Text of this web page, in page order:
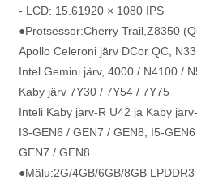
- LCD: 15.61920 × 1080 IPS
●Protsessor:Cherry Trail,Z8350
Apollo Celeroni järv DCor QC,
Intel Gemini järv, 4000 / N4100 /
Kaby järv 7Y30 / 7Y54 / 7Y75
Inteli Kaby järv-R U42 ja Kaby
I3-GEN6 / GEN7 / GEN8; I5-
GEN7 / GEN8
●Mälu:2G/4GB/6GB/8GB LPDDR3